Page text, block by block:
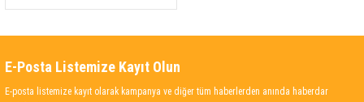
E-Posta Listemize Kayıt Olun
E-posta listemize kayıt olarak kampanya ve diğer tüm haberlerden anında haberdar